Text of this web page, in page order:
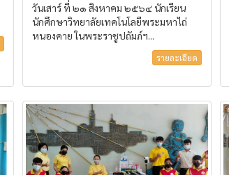
วันเสาร์ ที่ ๒๑ สิงหาคม ๒๕๖๔ นักเรียน
นักศึกษาวิทยาลัยเทคโนโลยีพระมหาไถ่
หนองคาย ในพระราชูปถัมภ์ฯ...
รายละเอียด